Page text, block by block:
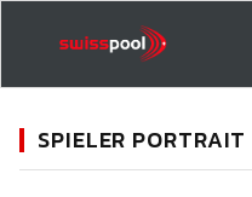
SPIELER PORTRAIT